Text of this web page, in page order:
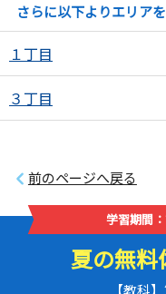
さらに以下よりエリア
１丁目
３丁目
前のページへ戻る
学習期間
夏の無料
【教科